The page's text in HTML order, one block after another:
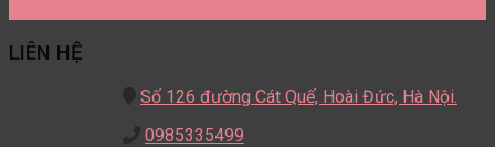
LIÊN HỆ
Số 126 đường Cát Quế, Hoài Đức, Hà Nội.
0985335499